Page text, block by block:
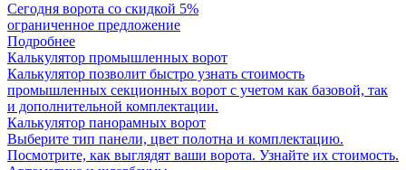
Сегодня ворота со скидкой 5%
ограниченное предложение
Подробнее
Калькулятор промышленных ворот
Калькулятор позволит быстро узнать стоимость
промышленных секционных ворот с учетом как базовой, так
и дополнительной комплектации.
Калькулятор панорамных ворот
Выберите тип панели, цвет полотна и комплектацию.
Посмотрите, как выглядят ваши ворота. Узнайте их стоимость.